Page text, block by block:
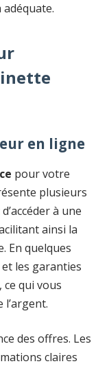
en ligne
pour votre
plusieurs
à une
ainsi la
En quelques
les garanties
qui vous
l’argent.
des offres. Les
claires